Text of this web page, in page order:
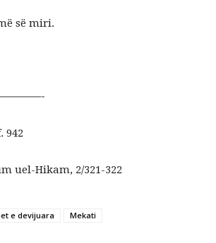
së miri.
942
uel-Hikam, 2/321-322
e devijuara Mekati